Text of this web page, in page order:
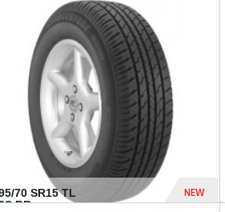
1 182 Dhs
70 SR15 TL
BR...
NEW